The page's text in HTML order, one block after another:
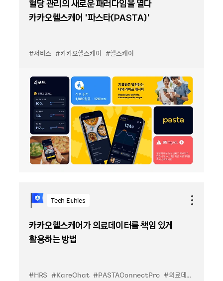
혈당 관리의 새로운 패러다임을 열다
카카오헬스케어 '파스타(PASTA)’
#서비스 #카카오헬스케어 #헬스케어
Tech Ethics
카카오헬스케어가 의료데이터를 책임 있게
활용하는 방법
#HRS #KareChat #PASTAConnectPro #의료데이터